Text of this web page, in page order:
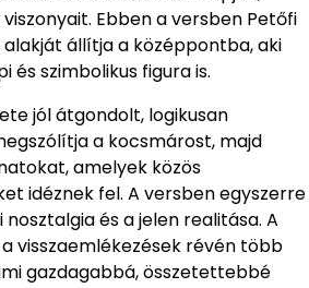
Ebben a versben Petőfi
állítja a középpontba, aki
és szimbolikus figura is.
jól átgondolt, logikusan
a kocsmárost, majd
amelyek közös
idéznek fel. A versben egyszerre
és a jelen realitása. A
visszaemlékezések révén több
gazdagabbá, összetettebbé